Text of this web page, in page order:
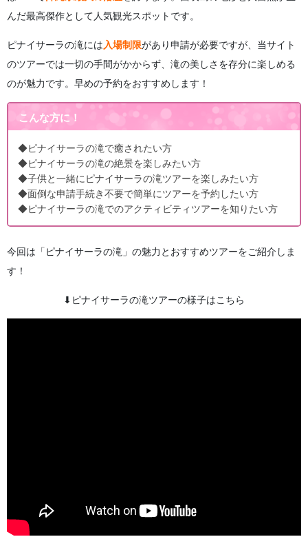
んだ最高傑作として人気観光スポットです。
ピナイサーラの滝には入場制限があり申請が必要ですが、当サイト
のツアーでは一切の手間がかからず、滝の美しさを存分に楽しめる
のが魅力です。早めの予約をおすすめします！
こんな方に！
◆ピナイサーラの滝で癒されたい方
◆ピナイサーラの滝の絶景を楽しみたい方
◆子供と一緒にピナイサーラの滝ツアーを楽しみたい方
◆面倒な申請手続き不要で簡単にツアーを予約したい方
◆ピナイサーラの滝でのアクティビティツアーを知りたい方
今回は「ピナイサーラの滝」の魅力とおすすめツアーをご紹介しま
す！
⬇︎ピナイサーラの滝ツアーの様子はこちら